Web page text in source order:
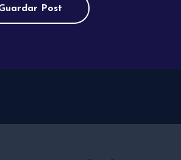
Post